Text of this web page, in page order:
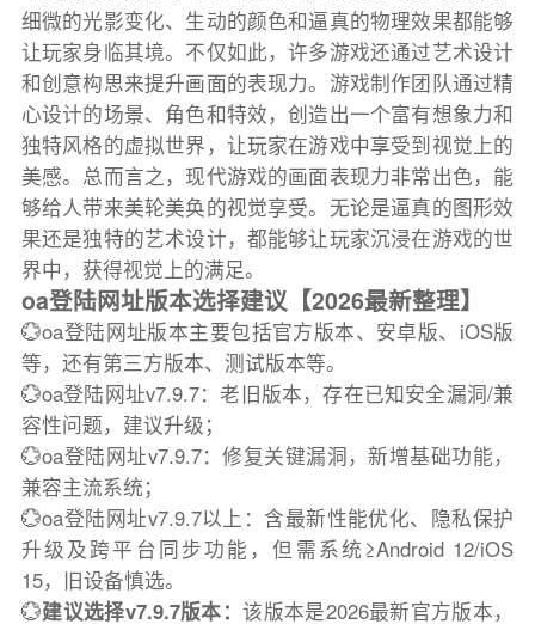
细微的光影变化、生动的颜色和逼真的物理效果都能够
让玩家身临其境。不仅如此，许多游戏还通过艺术设计
和创意构思来提升画面的表现力。游戏制作团队通过精
心设计的场景、角色和特效，创造出一个富有想象力和
独特风格的虚拟世界，让玩家在游戏中享受到视觉上的
美感。总而言之，现代游戏的画面表现力非常出色，能
够给人带来美轮美奂的视觉享受。无论是逼真的图形效
果还是独特的艺术设计，都能够让玩家沉浸在游戏的世
界中，获得视觉上的满足。
oa登陆网址版本选择建议【2026最新整理】
💮oa登陆网址版本主要包括官方版本、安卓版、iOS版
等，还有第三方版本、测试版本等。
💮oa登陆网址v7.9.7：老旧版本，存在已知安全漏洞/兼
容性问题，建议升级；
💮oa登陆网址v7.9.7：修复关键漏洞，新增基础功能，
兼容主流系统；
💮oa登陆网址v7.9.7以上：含最新性能优化、隐私保护
升级及跨平台同步功能，但需系统≥Android 12/iOS
15，旧设备慎选。
💮建议选择v7.9.7版本：该版本是2026最新官方版本，